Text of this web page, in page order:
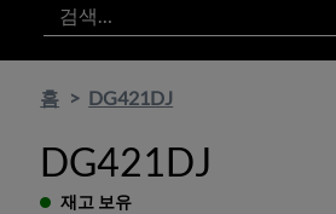
검색
홈 DG421DJ
DG421DJ
재고 보유